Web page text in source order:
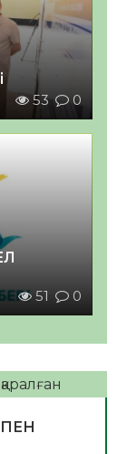
53 0
51 0